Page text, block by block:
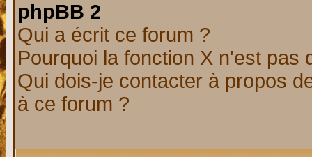
phpBB 2
Qui a écrit ce forum ?
Pourquoi la fonction X n'est pas
Qui dois-je contacter à propos
à ce forum ?